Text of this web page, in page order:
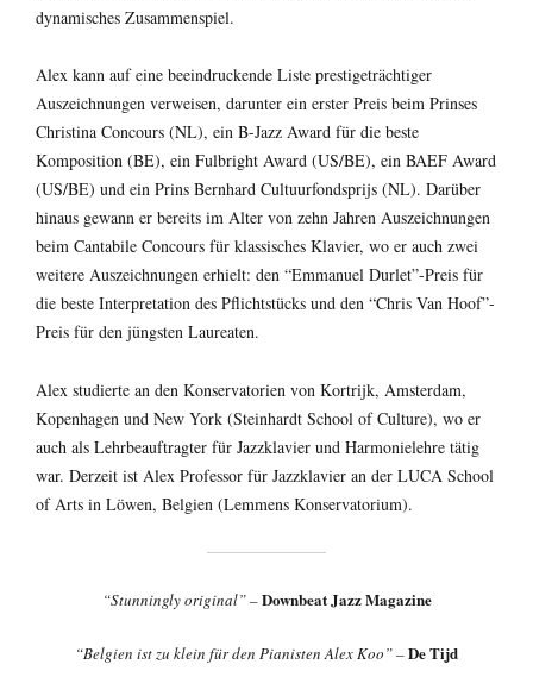
dynamisches Zusammenspiel.
Alex kann auf eine beeindruckende Liste prestigeträchtiger
Auszeichnungen verweisen, darunter ein erster Preis beim Prinses
Christina Concours (NL), ein B-Jazz Award für die beste
Komposition (BE), ein Fulbright Award (US/BE), ein BAEF Award
(US/BE) und ein Prins Bernhard Cultuurfondsprijs (NL). Darüber
hinaus gewann er bereits im Alter von zehn Jahren Auszeichnungen
beim Cantabile Concours für klassisches Klavier, wo er auch zwei
weitere Auszeichnungen erhielt: den “Emmanuel Durlet”-Preis für
die beste Interpretation des Pflichtstücks und den “Chris Van Hoof”-
Preis für den jüngsten Laureaten.
Alex studierte an den Konservatorien von Kortrijk, Amsterdam,
Kopenhagen und New York (Steinhardt School of Culture), wo er
auch als Lehrbeauftragter für Jazzklavier und Harmonielehre tätig
war. Derzeit ist Alex Professor für Jazzklavier an der LUCA School
of Arts in Löwen, Belgien (Lemmens Konservatorium).
“Stunningly original”–Downbeat Jazz Magazine
“Belgien ist zu klein für den Pianisten Alex Koo” –De Tijd